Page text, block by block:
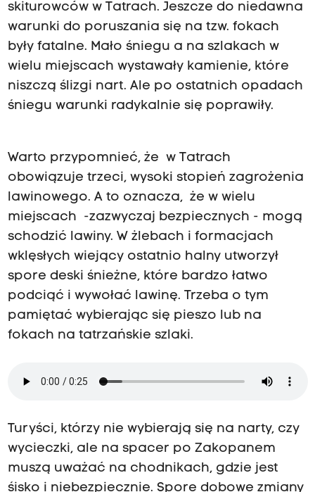
skiturowców w Tatrach. Jeszcze do niedawna
warunki do poruszania się na tzw. fokach
były fatalne. Mało śniegu a na szlakach w
wielu miejscach wystawały kamienie, które
niszczą ślizgi nart. Ale po ostatnich opadach
śniegu warunki radykalnie się poprawiły.
Warto przypomnieć, że w Tatrach
obowiązuje trzeci, wysoki stopień zagrożenia
lawinowego. A to oznacza, że w wielu
miejscach -zazwyczaj bezpiecznych - mogą
schodzić lawiny. W żlebach i formacjach
wklęsłych wiejący ostatnio halny utworzył
spore deski śnieżne, które bardzo łatwo
podciąć i wywołać lawinę. Trzeba o tym
pamiętać wybierając się pieszo lub na
fokach na tatrzańskie szlaki.
Turyści, którzy nie wybierają się na narty, czy
wycieczki, ale na spacer po Zakopanem
muszą uważać na chodnikach, gdzie jest
śisko i niebezpiecznie. Spore dobowe zmiany